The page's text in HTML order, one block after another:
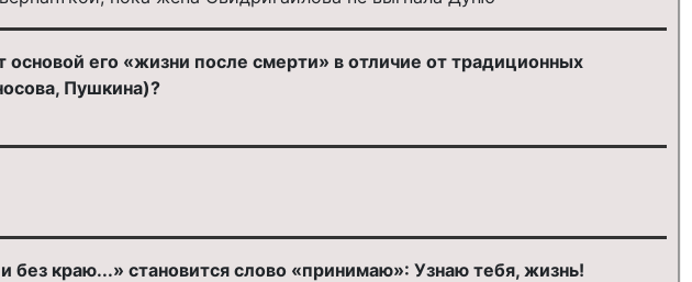
его «жизни после смерти» в отличие от традиционных
Пушкина)?
без краю...» становится слово «принимаю»: Узнаю тебя, жизнь!